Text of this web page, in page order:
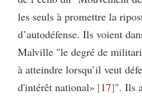
les seuls à promettre la
d’autodéfense. Ils voient
Malville "le degré de
à atteindre lorsqu’il veut
d'intérêt national» 17 ". Ils